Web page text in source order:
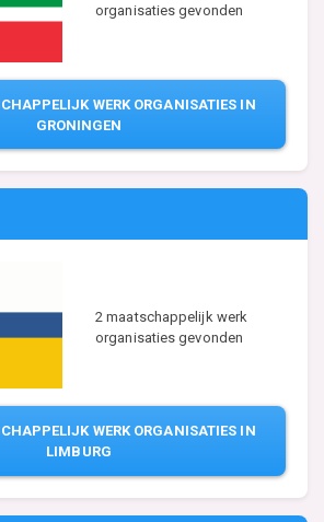
organisaties gevonden
WERK ORGANISATIES IN
GRONINGEN
2 maatschappelijk werk
organisaties gevonden
WERK ORGANISATIES IN
LIMBURG